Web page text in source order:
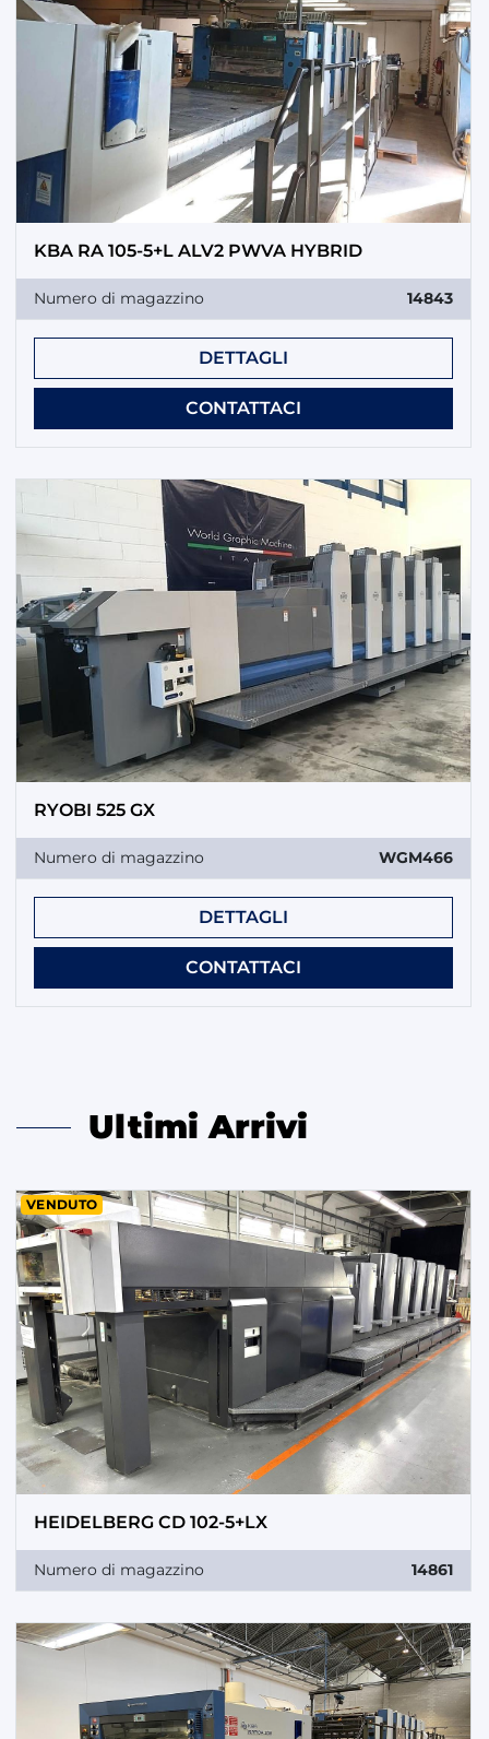
KBA RA 105-5+L ALV2 PWVA HYBRID
Numero di magazzino 14843
DETTAGLI
CONTATTACI
RYOBI 525 GX
Numero di magazzino WGM466
DETTAGLI
CONTATTACI
Ultimi Arrivi
VENDUTO
HEIDELBERG CD 102-5+LX
Numero di magazzino 14861